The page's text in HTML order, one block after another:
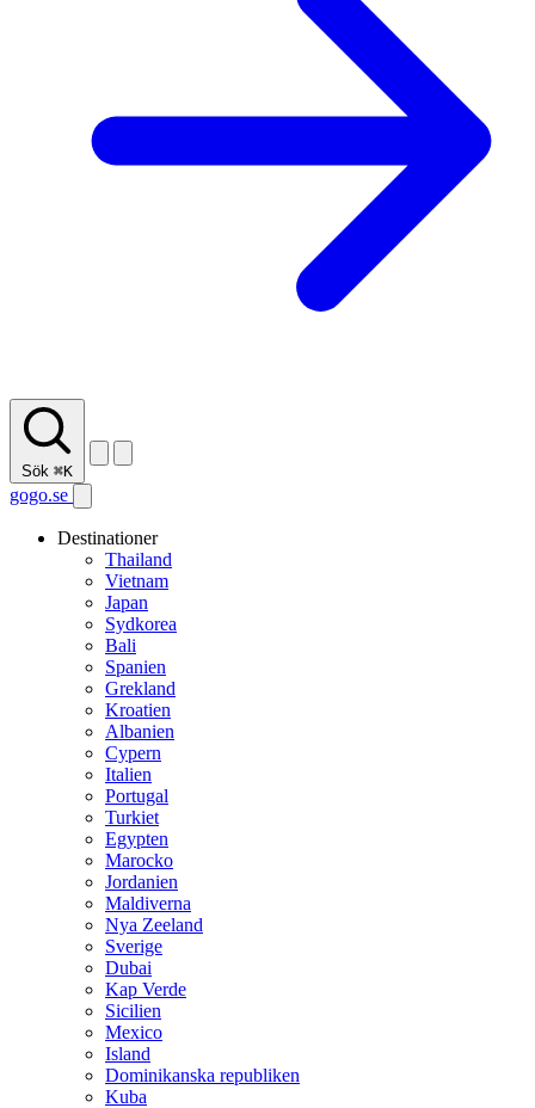
Sök ⌘K
gogo.se
Destinationer
Thailand
Vietnam
Japan
Sydkorea
Bali
Spanien
Grekland
Kroatien
Albanien
Cypern
Italien
Portugal
Turkiet
Egypten
Marocko
Jordanien
Maldiverna
Nya Zeeland
Sverige
Dubai
Kap Verde
Sicilien
Mexico
Island
Dominikanska republiken
Kuba